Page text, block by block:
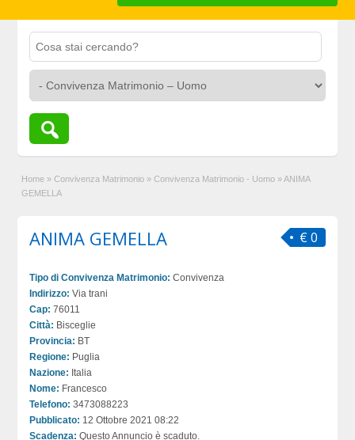
Home » Convivenza Matrimonio » Convivenza Matrimonio - Uomo » ANIMA
GEMELLA
€ 0
ANIMA GEMELLA
Tipo di Convivenza Matrimonio: Convivenza
Indirizzo: Via trani
Cap: 76011
Città: Bisceglie
Provincia: BT
Regione: Puglia
Nazione: Italia
Nome: Francesco
Telefono: 3473088223
Pubblicato: 12 Ottobre 2021 08:22
Scadenza: Questo Annuncio è scaduto.